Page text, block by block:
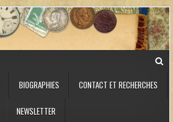
BIOGRAPHIES CONTACT ET RECHERCHES
NEWSLETTER